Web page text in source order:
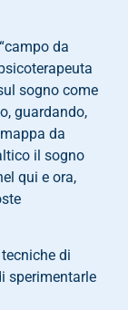
da
sogno come
guardando,
da
il sogno
qui e ora,
di
sperimentarle